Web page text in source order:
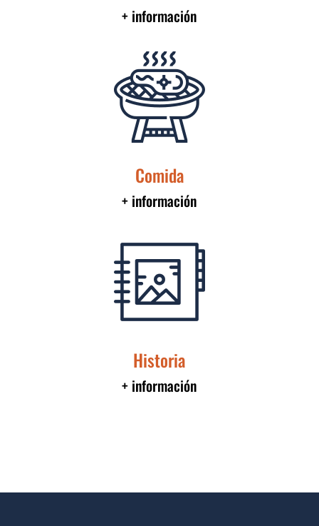
+ información
Comida
+ información
Historia
+ información